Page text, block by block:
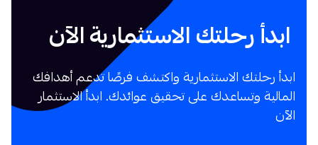
ابدأ رحلتك الاستثمارية الآن
ابدأ رحلتك الاستثمارية واكتشف فرصًا تدعم أهدافك
المالية وتساعدك على تحقيق عوائدك. ابدأ الاستثمار
الآن